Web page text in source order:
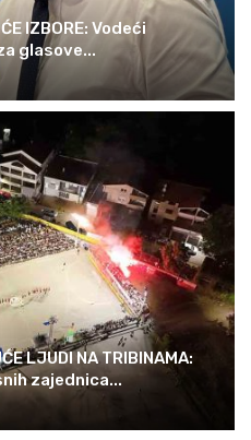
IZBORE: Vodeći
glasove...
LJUDI NA TRIBINAMA:
zajednica...